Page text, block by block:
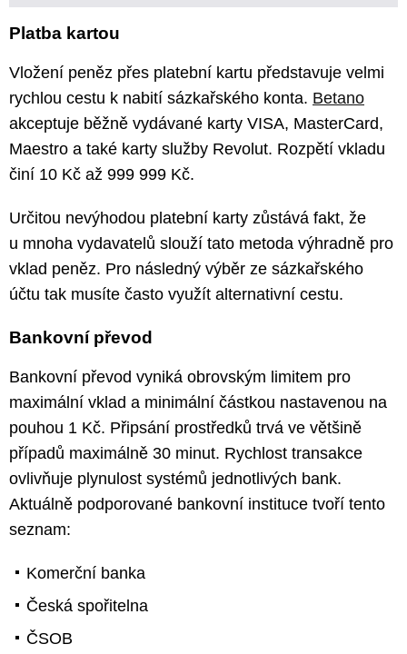
Platba kartou
Vložení peněz přes platební kartu představuje velmi
rychlou cestu k nabití sázkařského konta. Betano
akceptuje běžně vydávané karty VISA, MasterCard,
Maestro a také karty služby Revolut. Rozpětí vkladu
činí 10 Kč až 999 999 Kč.
Určitou nevýhodou platební karty zůstává fakt, že
u mnoha vydavatelů slouží tato metoda výhradně pro
vklad peněz. Pro následný výběr ze sázkařského
účtu tak musíte často využít alternativní cestu.
Bankovní převod
Bankovní převod vyniká obrovským limitem pro
maximální vklad a minimální částkou nastavenou na
pouhou 1 Kč. Připsání prostředků trvá ve většině
případů maximálně 30 minut. Rychlost transakce
ovlivňuje plynulost systémů jednotlivých bank.
Aktuálně podporované bankovní instituce tvoří tento
seznam:
Komerční banka
Česká spořitelna
ČSOB